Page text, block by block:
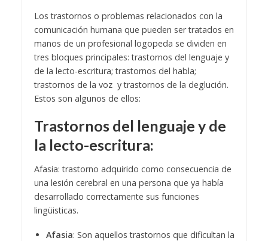
Los trastornos o problemas relacionados con la
comunicación humana que pueden ser tratados en
manos de un profesional logopeda se dividen en
tres bloques principales: trastornos del lenguaje y
de la lecto-escritura; trastornos del habla;
trastornos de la voz y trastornos de la deglución.
Estos son algunos de ellos:
Trastornos del lenguaje y de
la lecto-escritura:
Afasia: trastorno adquirido como consecuencia de
una lesión cerebral en una persona que ya había
desarrollado correctamente sus funciones
lingüisticas.
Afasia: Son aquellos trastornos que dificultan la